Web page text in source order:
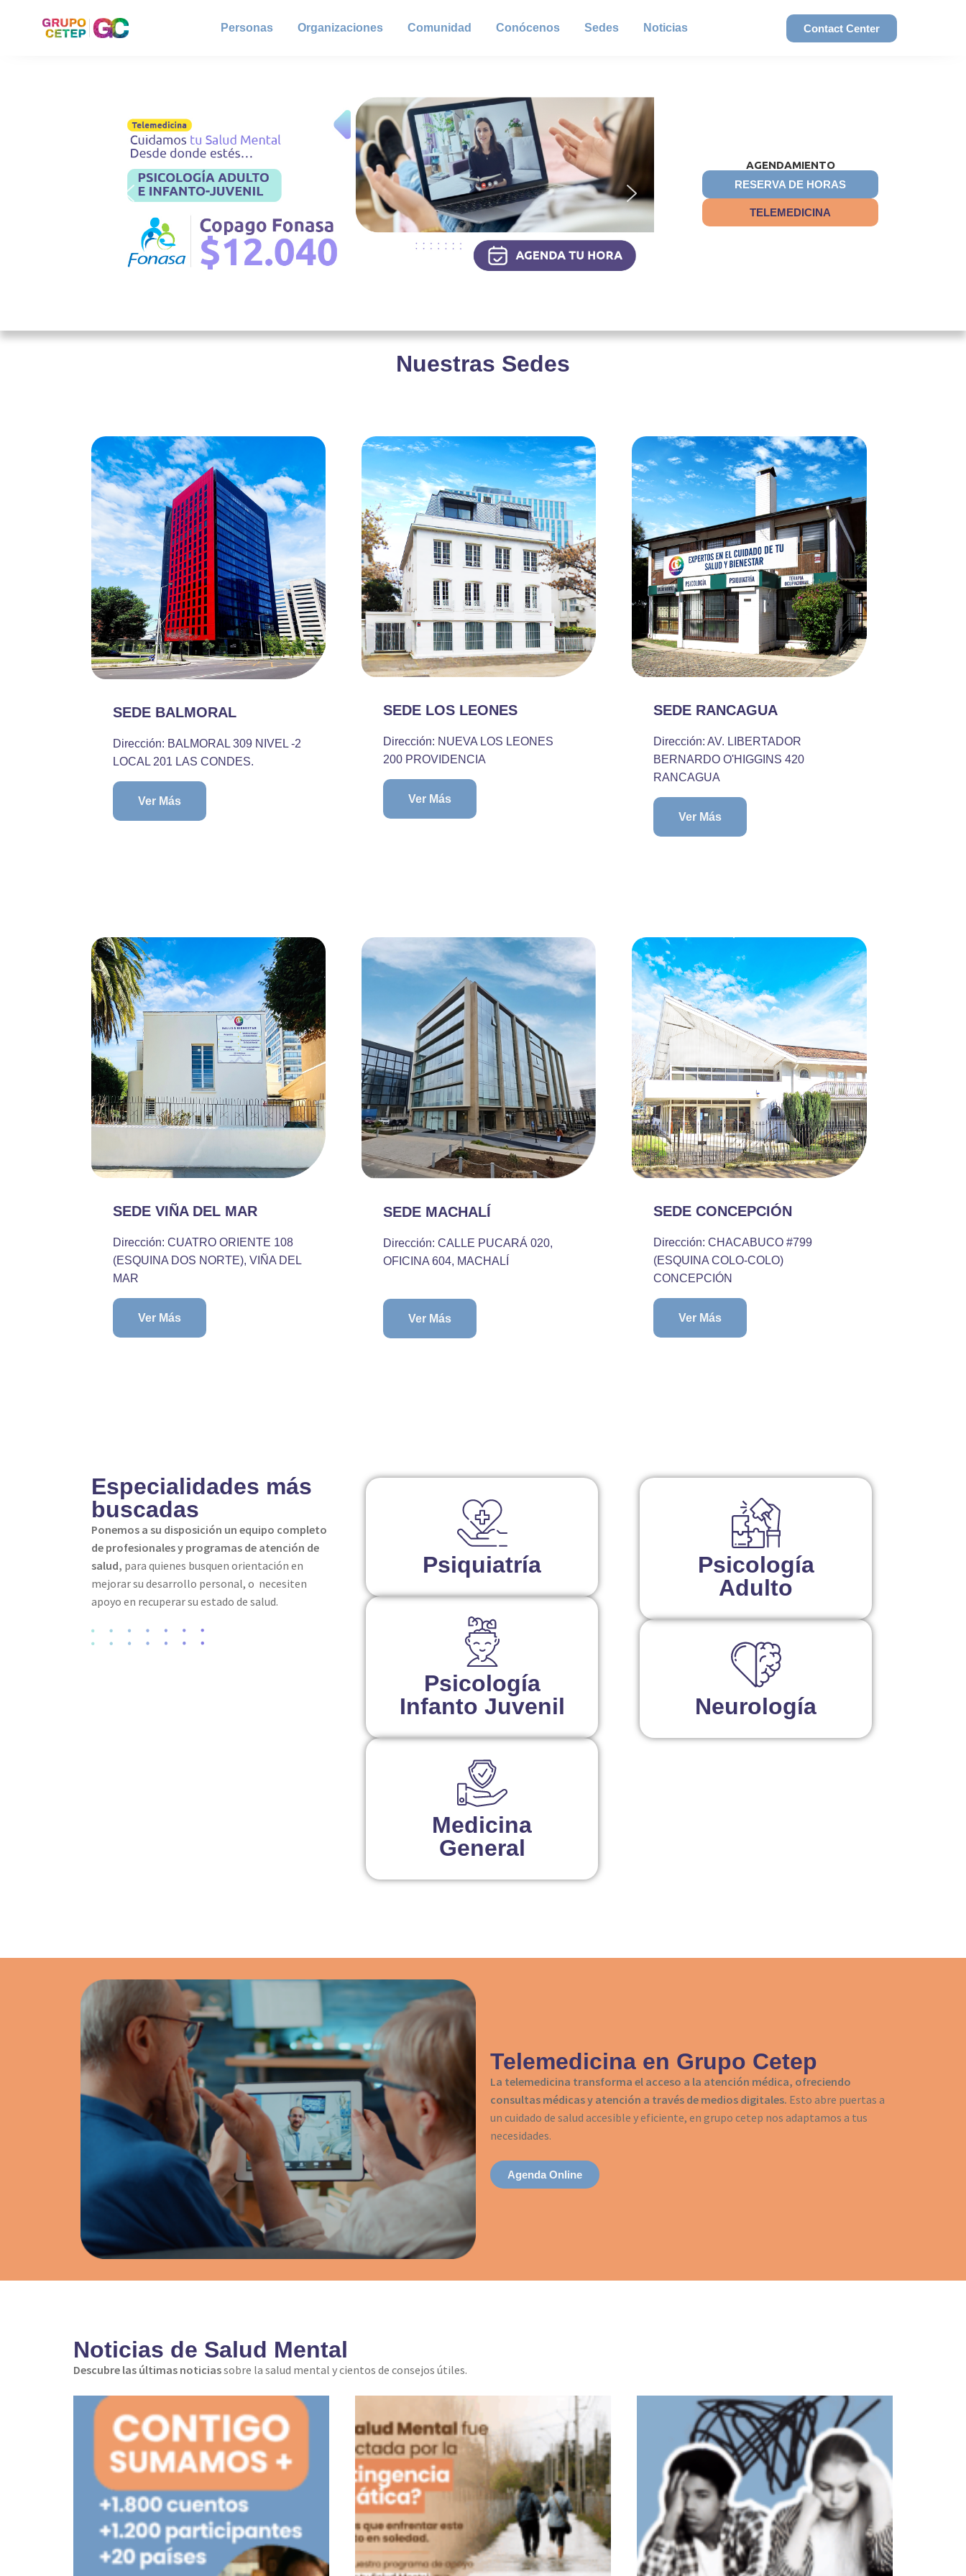
Personas Organizaciones Comunidad Conócenos Sedes Noticias Contact Center
AGENDAMIENTO
RESERVA DE HORAS
TELEMEDICINA
Nuestras Sedes
SEDE BALMORAL
Dirección: BALMORAL 309 NIVEL -2
LOCAL 201 LAS CONDES.
Ver Más
SEDE LOS LEONES
Dirección: NUEVA LOS LEONES
200 PROVIDENCIA
Ver Más
SEDE RANCAGUA
Dirección: AV. LIBERTADOR
BERNARDO O'HIGGINS 420
RANCAGUA
Ver Más
SEDE VIÑA DEL MAR
Dirección: CUATRO ORIENTE 108
(ESQUINA DOS NORTE), VIÑA DEL
MAR
Ver Más
SEDE MACHALÍ
Dirección: CALLE PUCARÁ 020,
OFICINA 604, MACHALÍ
Ver Más
SEDE CONCEPCIÓN
Dirección: CHACABUCO #799
(ESQUINA COLO-COLO)
CONCEPCIÓN
Ver Más
Especialidades más
buscadas
Ponemos a su disposición un equipo completo
de profesionales y programas de atención de
salud, para quienes busquen orientación en
mejorar su desarrollo personal, o necesiten
apoyo en recuperar su estado de salud.
Psiquiatría
Psicología
Infanto Juvenil
Medicina
General
Psicología
Adulto
Neurología
Telemedicina en Grupo Cetep
La telemedicina transforma el acceso a la atención médica, ofreciendo
consultas médicas y atención a través de medios digitales. Esto abre puertas a
un cuidado de salud accesible y eficiente, en grupo cetep nos adaptamos a tus
necesidades.
Agenda Online
Noticias de Salud Mental
Descubre las últimas noticiassobre la salud mental y cientos de consejos útiles.